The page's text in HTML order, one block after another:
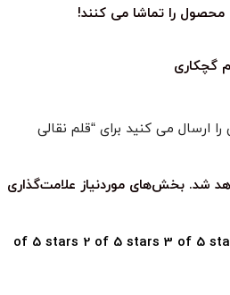
محصول را تماشا می کنند!
گچکاری
ارسال می کنید برای “قلم نقالی
شد. بخش‌های موردنیاز علامت‌گذاری
2 of 5 stars 3 of 5